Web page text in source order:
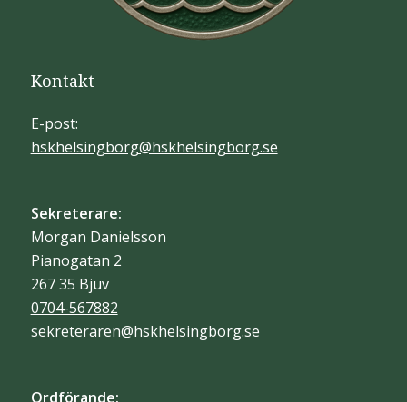
Kontakt
E-post:
hskhelsingborg@hskhelsingborg.se
Sekreterare:
Morgan Danielsson
Pianogatan 2
267 35 Bjuv
0704-567882
sekreteraren@hskhelsingborg.se
Ordförande: